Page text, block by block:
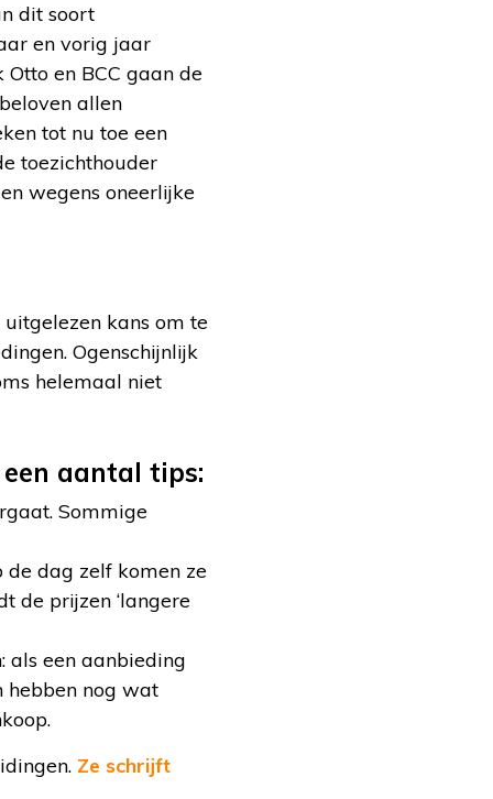
dit soort
en vorig jaar
en BCC gaan de
allen
tot nu toe een
toezichthouder
wegens oneerlijke
kans om te
Ogenschijnlijk
helemaal niet
aantal tips:
Sommige
de dag zelf komen ze
de prijzen ‘langere
als een aanbieding
hebben nog wat
Ze schrijft